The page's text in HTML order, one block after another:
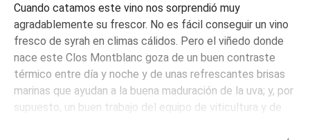
Cuando catamos este vino nos sorprendió muy
agradablemente su frescor. No es fácil conseguir un vino
fresco de syrah en climas cálidos. Pero el viñedo donde
nace este Clos Montblanc goza de un buen contraste
térmico entre día y noche y de unas refrescantes brisas
marinas que ayudan a la buena maduración de la uva; y, por
supuesto, un buen trabajo del equipo de viticultura y de